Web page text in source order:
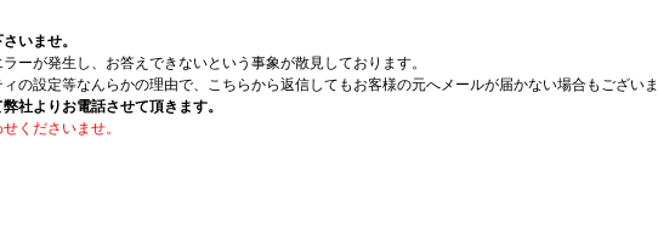
いませ。
ーが発生し、お答えできないという事象が散見しております。
の設定等なんらかの理由で、こちらから返信してもお客様の元へメールが届かない場合もござい
社よりお電話させて頂きます。
くださいませ。